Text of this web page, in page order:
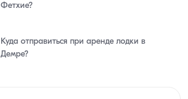
Фетхие?
Куда отправиться при аренде лодки в
Демре?